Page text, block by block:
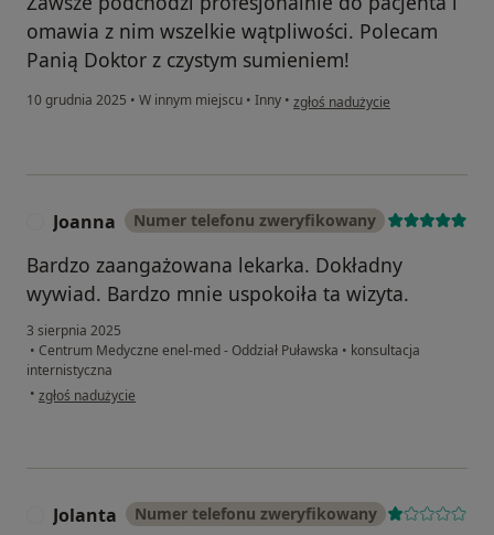
omawia z nim wszelkie wątpliwości. Polecam
Panią Doktor z czystym sumieniem!
10 grudnia 2025 • W innym miejscu • Inny • w opinii użytkownika Aleksandra
zgłoś nadużycie
Joanna Numer telefonu zweryfikowany
Bardzo zaangażowana lekarka. Dokładny
wywiad. Bardzo mnie uspokoiła ta wizyta.
3 sierpnia 2025
• Centrum Medyczne enel-med - Oddział Puławska • konsultacja
internistyczna
• w opinii użytkownika Joanna
zgłoś nadużycie
Jolanta Numer telefonu zweryfikowany